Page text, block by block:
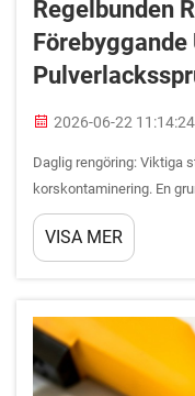
Regelbunden
2026-06-22 11:14:24
Daglig rengöring: Viktiga
korskontaminering. En
pulverlackssprutpistol
ytbehandlingen.
VISA MER